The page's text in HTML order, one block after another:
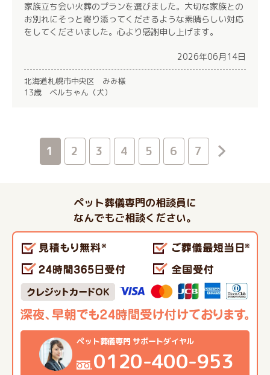
家族立ち会い火葬のプランを選びました。大切な家族との
お別れにそっと寄り添ってくださるような素晴らしい対応
をしてくださいました。心より感謝申し上げます。
2026年06月14日
北海道札幌市中央区 みみ様
13歳 ベルちゃん（犬）
1 2 3 4 5 6 7
ペット葬儀専門の相談員に
なんでもご相談ください。
ペット葬儀専門 サポートダイヤル
0120-400-953